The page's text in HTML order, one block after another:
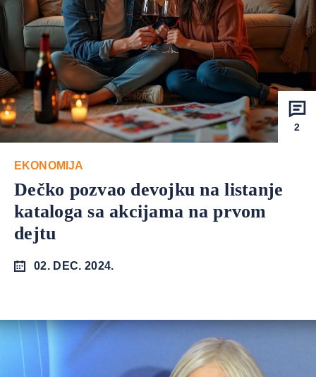
2
EKONOMIJA
Dečko pozvao devojku na listanje
kataloga sa akcijama na prvom
dejtu
02. DEC. 2024.